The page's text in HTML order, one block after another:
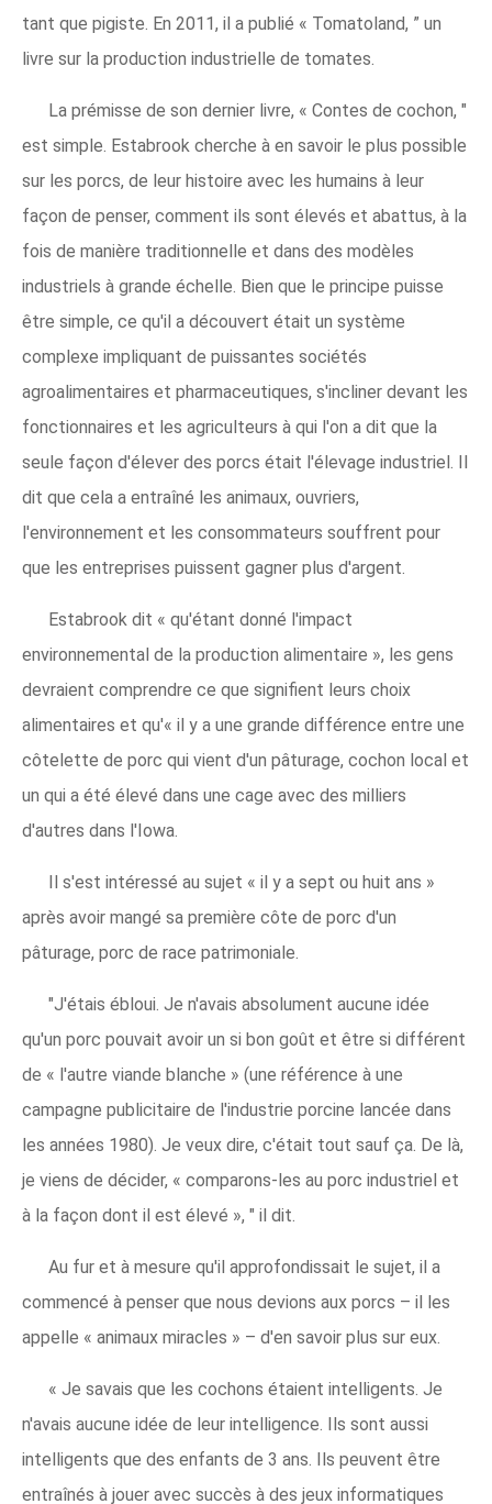
tant que pigiste. En 2011, il a publié « Tomatoland, ” un
livre sur la production industrielle de tomates.
La prémisse de son dernier livre, « Contes de cochon, "
est simple. Estabrook cherche à en savoir le plus possible
sur les porcs, de leur histoire avec les humains à leur
façon de penser, comment ils sont élevés et abattus, à la
fois de manière traditionnelle et dans des modèles
industriels à grande échelle. Bien que le principe puisse
être simple, ce qu'il a découvert était un système
complexe impliquant de puissantes sociétés
agroalimentaires et pharmaceutiques, s'incliner devant les
fonctionnaires et les agriculteurs à qui l'on a dit que la
seule façon d'élever des porcs était l'élevage industriel. Il
dit que cela a entraîné les animaux, ouvriers,
l'environnement et les consommateurs souffrent pour
que les entreprises puissent gagner plus d'argent.
Estabrook dit « qu'étant donné l'impact
environnemental de la production alimentaire », les gens
devraient comprendre ce que signifient leurs choix
alimentaires et qu'« il y a une grande différence entre une
côtelette de porc qui vient d'un pâturage, cochon local et
un qui a été élevé dans une cage avec des milliers
d'autres dans l'Iowa.
Il s'est intéressé au sujet « il y a sept ou huit ans »
après avoir mangé sa première côte de porc d'un
pâturage, porc de race patrimoniale.
"J'étais ébloui. Je n'avais absolument aucune idée
qu'un porc pouvait avoir un si bon goût et être si différent
de « l'autre viande blanche » (une référence à une
campagne publicitaire de l'industrie porcine lancée dans
les années 1980). Je veux dire, c'était tout sauf ça. De là,
je viens de décider, « comparons-les au porc industriel et
à la façon dont il est élevé », " il dit.
Au fur et à mesure qu'il approfondissait le sujet, il a
commencé à penser que nous devions aux porcs – il les
appelle « animaux miracles » – d'en savoir plus sur eux.
« Je savais que les cochons étaient intelligents. Je
n'avais aucune idée de leur intelligence. Ils sont aussi
intelligents que des enfants de 3 ans. Ils peuvent être
entraînés à jouer avec succès à des jeux informatiques